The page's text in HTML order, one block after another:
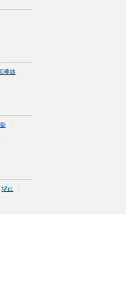
美線
堺市